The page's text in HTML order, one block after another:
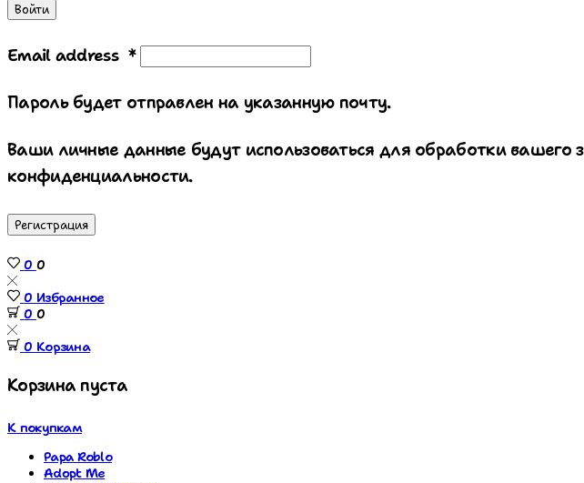
Войти
Email address *
Пароль будет отправлен на указанную почту.
Ваши личные данные будут использоваться для обработки
конфиденциальности.
Регистрация
0 0
0 Избранное
0 0
0 Корзина
Корзина пуста
К покупкам
Papa Roblo
Adopt Me